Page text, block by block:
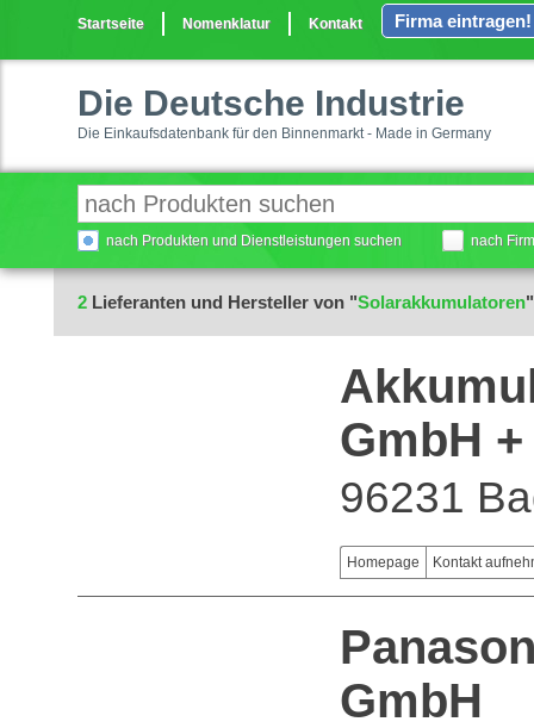
Startseite Nomenklatur Kontakt Firma eintragen!
Die Deutsche Industrie
Die Einkaufsdatenbank für den Binnenmarkt - Made in Germany
nach Produkten und Dienstleistungen suchen nach
2 Lieferanten und Hersteller von "Solarakkumulatoren
GmbH
96231
Homepage Kontakt
GmbH